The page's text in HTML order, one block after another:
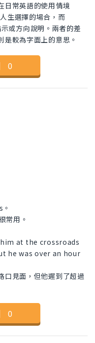
日常英語的使用情境
生選擇的場合，而
或方向說明。兩者的差
較為字面上的意思。
0
用。
at the crossroads
he was over an hour
口見面，但他遲到了超過
0